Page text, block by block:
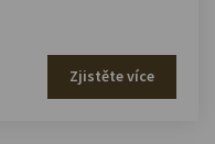
Zjistěte více